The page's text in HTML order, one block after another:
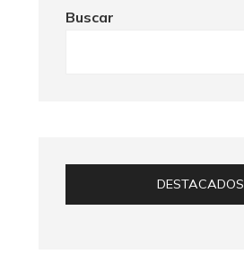
Buscar
DESTACADOS